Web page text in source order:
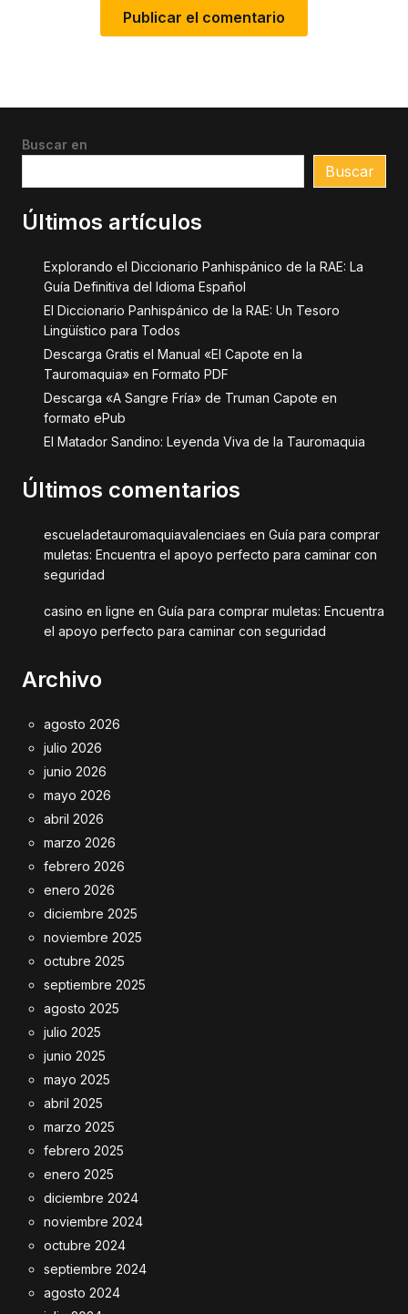
Buscar en
Buscar
Últimos artículos
Explorando el Diccionario Panhispánico de la RAE: La
Guía Definitiva del Idioma Español
El Diccionario Panhispánico de la RAE: Un Tesoro
Lingüístico para Todos
Descarga Gratis el Manual «El Capote en la
Tauromaquia» en Formato PDF
Descarga «A Sangre Fría» de Truman Capote en
formato ePub
El Matador Sandino: Leyenda Viva de la Tauromaquia
Últimos comentarios
escueladetauromaquiavalenciaes en Guía para comprar
muletas: Encuentra el apoyo perfecto para caminar con
seguridad
casino en ligne en Guía para comprar muletas: Encuentra
el apoyo perfecto para caminar con seguridad
Archivo
agosto 2026
julio 2026
junio 2026
mayo 2026
abril 2026
marzo 2026
febrero 2026
enero 2026
diciembre 2025
noviembre 2025
octubre 2025
septiembre 2025
agosto 2025
julio 2025
junio 2025
mayo 2025
abril 2025
marzo 2025
febrero 2025
enero 2025
diciembre 2024
noviembre 2024
octubre 2024
septiembre 2024
agosto 2024